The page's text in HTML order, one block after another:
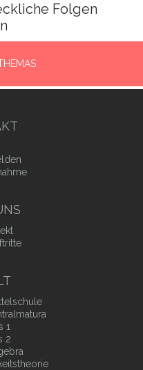
Folgen
1
2